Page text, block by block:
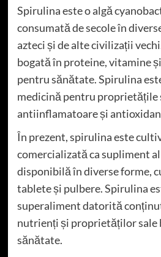
Spirulina este o algă
consumată de secole în
azteci și de alte civilizații
bogată în proteine, vitamine
pentru sănătate. Spirulina
medicină pentru proprietățile
antiinflamatoare și
În prezent, spirulina este
comercializată ca supliment
disponibilă în diverse forme,
tablete și pulbere. Spirulina
superaliment datorită
nutrienți și proprietăților sale
sănătate.